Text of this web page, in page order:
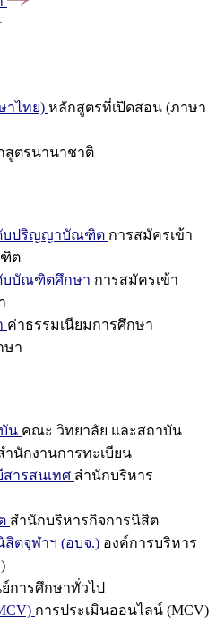
าไทย) หลักสูตรที่เปิดสอน (ภาษา
สูตรนานาชาติ
บปริญญาบัณฑิต การสมัครเข้า
ต
บบัณฑิตศึกษา การสมัครเข้า
ค่าธรรมเนียมการศึกษา
ษา
น คณะ วิทยาลัย และสถาบัน
ำนักงานการทะเบียน
ารสนเทศ สำนักบริหาร
สำนักบริหารกิจการนิสิต
ตจุฬาฯ (อบจ.) องค์การบริหาร
การศึกษาทั่วไป
การประเมินออนไลน์ (MCV)